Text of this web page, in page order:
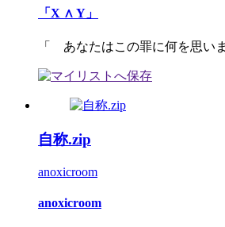
「X ∧ Y」
「 あなたはこの罪に何を思い
自称.zip
anoxicroom
anoxicroom